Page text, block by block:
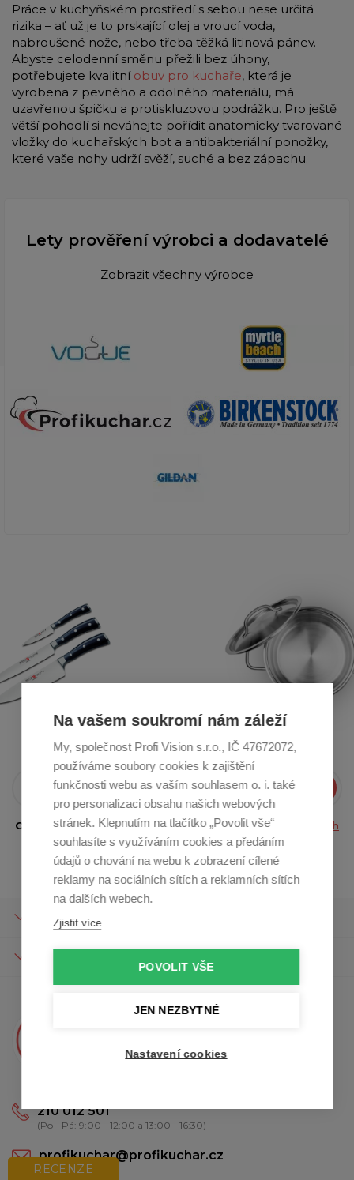
Na vašem soukromí nám záleží
My, společnost Profi Vision s.r.o., IČ 47672072,
používáme soubory cookies k zajištění
funkčnosti webu as vaším souhlasem o. i. také
pro personalizaci obsahu našich webových
stránek. Klepnutím na tlačítko „Povolit vše“
souhlasíte s využíváním cookies a předáním
údajů o chování na webu k zobrazení cílené
reklamy na sociálních sítích a reklamních sítích
na dalších webech.
Zjistit více
POVOLIT VŠE
JEN NEZBYTNÉ
Nastavení cookies
Práce v kuchyňském prostředí s sebou nese určitá
rizika – ať už je to prskající olej a vroucí voda,
nabroušené nože, nebo třeba těžká litinová pánev.
Abyste celodenní směnu přežili bez úhony,
potřebujete kvalitní obuv pro kuchaře, která je
vyrobena z pevného a odolného materiálu, má
uzavřenou špičku a protiskluzovou podrážku. Pro ještě
větší pohodlí si neváhejte pořídit anatomicky tvarované
vložky do kuchařských bot a antibakteriální ponožky,
které vaše nohy udrží svěží, suché a bez zápachu.
Lety prověření výrobci a dodavatelé
Zobrazit všechny výrobce
To nejlepší do Vaší pošty
Novinky, recepty, tipy a rady přímo na Váš e-mail
Přihlásit se
Odesláním e-mailu souhlasíte sezpracováním osobních
údajů.
O SPOLEČNOSTI
Kristína Vám poradí
210 012 501
(Po - Pá: 9:00 - 12:00 a 13:00 - 16:30)
profikuchar@profikuchar.cz
RECENZE